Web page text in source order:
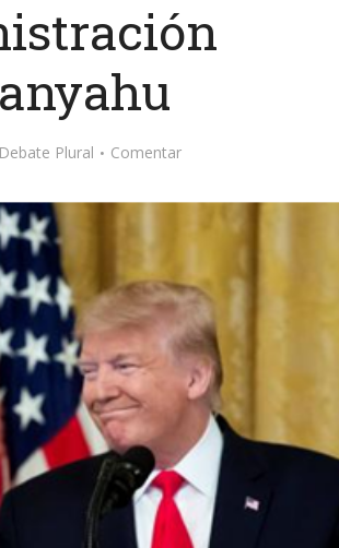
Debate Plural Comentar